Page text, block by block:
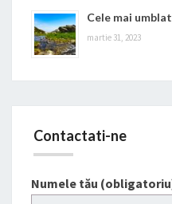
Cele mai
martie 31, 2023
Contactati-ne
Numele tău